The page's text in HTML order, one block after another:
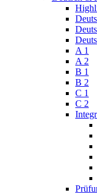
A 1
A 2
B 1
B 2
C 1
C 2